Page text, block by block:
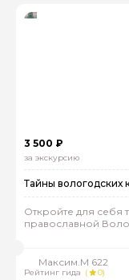
3 500 ₽
за экскурсию
Тайны вологодских
Откройте для себя
православной
Максим.М 622
Рейтинг гида (
0)
Ваш номер